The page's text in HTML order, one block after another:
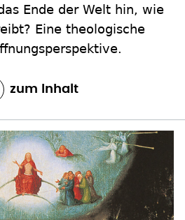
Ende der Welt hin, wie
Eine theologische
zum Inhalt